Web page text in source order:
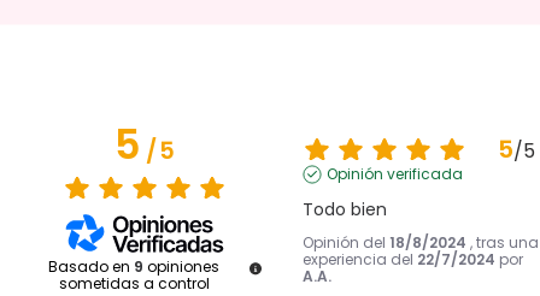
5/5
Basado en 9 opiniones
sometidas a control
5/5
Opinión verificada
Todo bien
Opinión del 18/8/2024 , tras una
experiencia del 22/7/2024 por
A.A.